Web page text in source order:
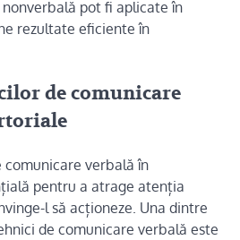
pot fi aplicate în
rezultate eficiente în
de comunicare
verbală în
pentru a atrage atenția
l să acționeze. Una dintre
de comunicare verbală este